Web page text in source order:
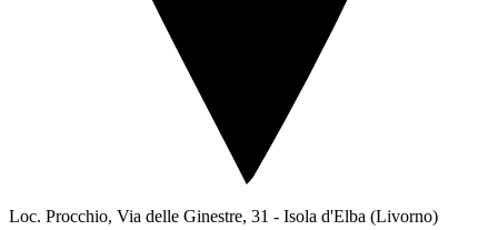
Loc. Procchio, Via delle Ginestre, 31 - Isola d'Elba (Livorno)